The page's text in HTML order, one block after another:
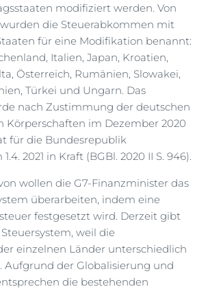
modifiziert werden. Von
die Steuerabkommen mit
für eine Modifikation benannt:
Italien, Japan, Kroatien,
Österreich, Rumänien, Slowakei,
Türkei und Ungarn. Das
nach Zustimmung der deutschen
Körperschaften im Dezember 2020
für die Bundesrepublik
2021 in Kraft (BGBl. 2020 II S. 946).
wollen die G7-Finanzminister das
überarbeiten, indem eine
festgesetzt wird. Derzeit gibt
weil die
einzelnen Länder unterschiedlich
Aufgrund der Globalisierung und
die bestehenden